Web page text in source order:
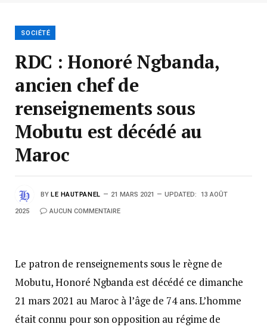
SOCIÉTÉ
RDC : Honoré Ngbanda,
ancien chef de
renseignements sous
Mobutu est décédé au
Maroc
BY LE HAUTPANEL 21 MARS 2021 UPDATED: 13 AOÛT
2025 AUCUN COMMENTAIRE
Le patron de renseignements sous le règne de
Mobutu, Honoré Ngbanda est décédé ce dimanche
21 mars 2021 au Maroc à l’âge de 74 ans. L’homme
était connu pour son opposition au régime de